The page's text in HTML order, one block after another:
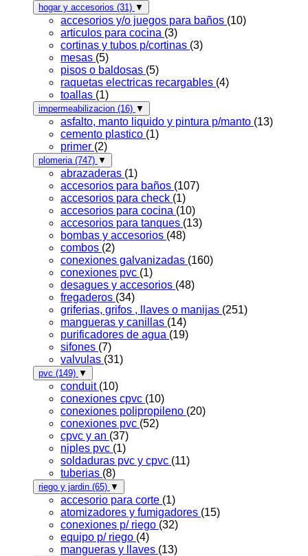
hogar y accesorios (31) ▼
accesorios y/o juegos para baños (10)
articulos para cocina (3)
cortinas y tubos p/cortinas (3)
mesas (5)
pisos o baldosas (5)
raquetas electricas recargables (4)
toallas (1)
impermeabilizacion (16) ▼
asfalto, manto liquido y pintura p/manto (13)
cemento plastico (1)
primer (2)
plomeria (747) ▼
abrazaderas (1)
accesorios para baños (107)
accesorios para check (1)
accesorios para cocina (10)
accesorios para tanques (13)
bombas y accesorios (48)
combos (2)
conexiones galvanizadas (160)
conexiones pvc (1)
desagues y accesorios (48)
fregaderos (34)
griferias, grifos , llaves o manijas (251)
mangueras y canillas (14)
purificadores de agua (19)
sifones (7)
valvulas (31)
pvc (149) ▼
conduit (10)
conexiones cpvc (10)
conexiones polipropileno (20)
conexiones pvc (52)
cpvc y an (37)
niples pvc (1)
soldaduras pvc y cpvc (11)
tuberias (8)
riego y jardin (65) ▼
accesorio para corte (1)
atomizadores y fumigadores (15)
conexiones p/ riego (32)
equipo p/ riego (4)
mangueras y llaves (13)